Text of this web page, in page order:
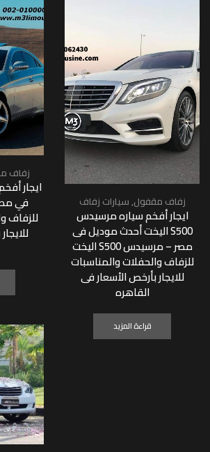
زفاف مقفول,سيارات زفاف
ايجار أفخم سياره مرسيدس
S500 اليخت أحدث موديل فى
مصر – مرسيدس S500 اليخت
للزفاف والحفلات والمناسبات
للايجار بأرخص الأسعار فى
القاهره
قراءة المزيد
زفاف
للزفاف